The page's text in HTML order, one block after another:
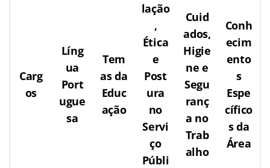
Carg
os
Líng
ua
Port
ugue
sa
Tem
as da
Educ
ação
lação
,
Ética
e
Post
ura
no
Servi
ço
Públi
Cuid
ados,
Higie
ne e
Segu
ranç
a no
Trab
alho
Conh
ecim
ento
s
Espe
cífico
s da
Área